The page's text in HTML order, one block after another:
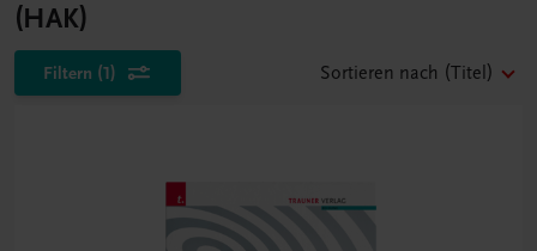
(HAK)
Filtern (1) Sortieren nach (Titel)